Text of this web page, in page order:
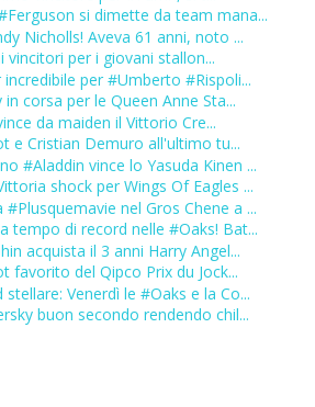
si dimette da team mana...
Nicholls! Aveva 61 anni, noto ...
vincitori per i giovani stallon...
per #Umberto #Rispoli...
in corsa per le Queen Anne Sta...
da maiden il Vittorio Cre...
e Cristian Demuro all'ultimo tu...
#Aladdin vince lo Yasuda Kinen ...
shock per Wings Of Eagles ...
nel Gros Chene a ...
tempo di record nelle #Oaks! Bat...
acquista il 3 anni Harry Angel...
favorito del Qipco Prix du Jock...
Venerdì le #Oaks e la Co...
buon secondo rendendo chil...